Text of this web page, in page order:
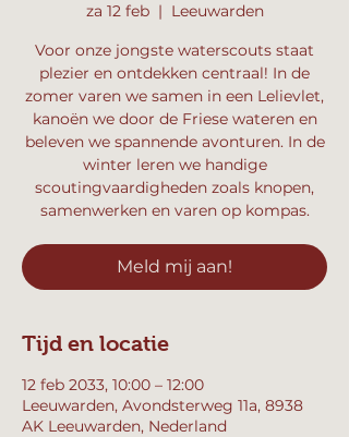
za 12 feb
  |
Leeuwarden
Voor onze jongste waterscouts staat
plezier en ontdekken centraal! In de
zomer varen we samen in een Lelievlet,
kanoën we door de Friese wateren en
beleven we spannende avonturen. In de
winter leren we handige
scoutingvaardigheden zoals knopen,
samenwerken en varen op kompas.
Meld mij aan!
Tijd en locatie
12 feb 2033, 10:00 – 12:00
Leeuwarden, Avondsterweg 11a, 8938
AK Leeuwarden, Nederland